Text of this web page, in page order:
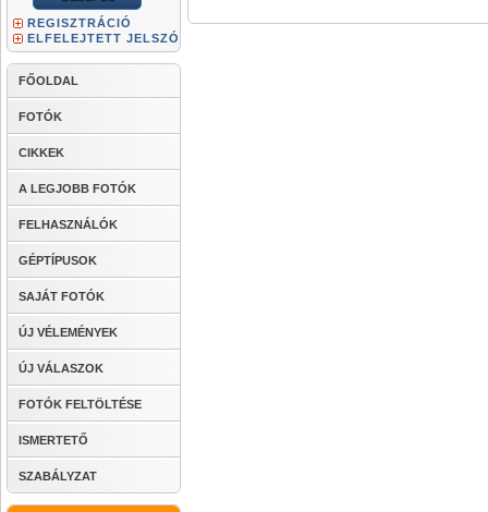
REGISZTRÁCIÓ
ELFELEJTETT JELSZÓ
FŐOLDAL
FOTÓK
CIKKEK
A LEGJOBB FOTÓK
FELHASZNÁLÓK
GÉPTÍPUSOK
SAJÁT FOTÓK
ÚJ VÉLEMÉNYEK
ÚJ VÁLASZOK
FOTÓK FELTÖLTÉSE
ISMERTETŐ
SZABÁLYZAT